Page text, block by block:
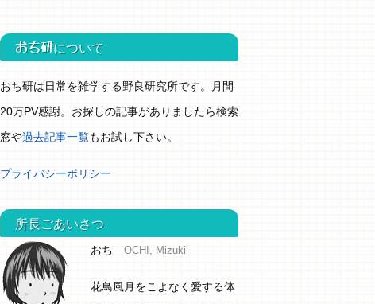
おち研について
おち研は日常を雑学する野良研究所です。月間
20万PV感謝。お探しの記事がありましたら検索
窓や過去記事一覧もお試し下さい。
プライバシーポリシー
所長ごあいさつ
おち OCHI, Mizuki
花鳥風月をこよなく愛する体